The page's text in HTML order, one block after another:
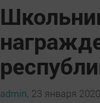
admin, 23 января